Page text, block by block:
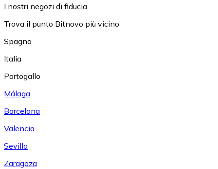
I nostri negozi di fiducia
Trova il punto Bitnovo più vicino
Spagna
Italia
Portogallo
Málaga
Barcelona
Valencia
Sevilla
Zaragoza